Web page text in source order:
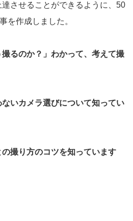
させることができるように、50
を作成しました。
るのか？」わかって、考えて撮
いカメラ選びについて知ってい
撮り方のコツを知っています